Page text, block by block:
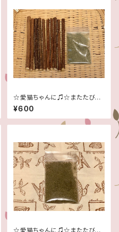
☆愛猫ちゃんに♫☆またたび乾
燥木＆葉の粉末セット☆
¥600
☆愛猫ちゃんに♫☆またたび葉